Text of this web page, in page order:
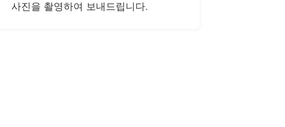
사진을 촬영하여 보내드립니다.